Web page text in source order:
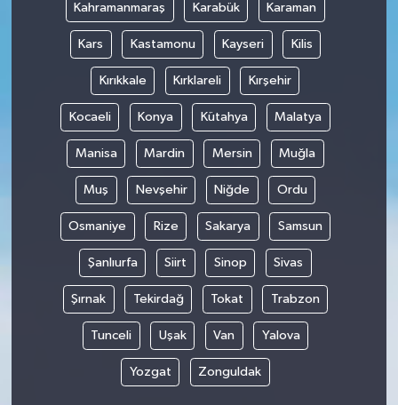
Kahramanmaraş Karabük Karaman
Kars Kastamonu Kayseri Kilis
Kırıkkale Kırklareli Kırşehir
Kocaeli Konya Kütahya Malatya
Manisa Mardin Mersin Muğla
Muş Nevşehir Niğde Ordu
Osmaniye Rize Sakarya Samsun
Şanlıurfa Siirt Sinop Sivas
Şırnak Tekirdağ Tokat Trabzon
Tunceli Uşak Van Yalova
Yozgat Zonguldak